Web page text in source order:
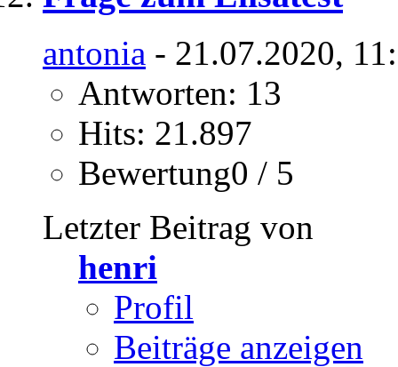
antonia - 21.07.2020,
Antworten: 13
Hits: 21.897
Bewertung0 / 5
Letzter Beitrag von
henri
Profil
Beiträge anzeigen